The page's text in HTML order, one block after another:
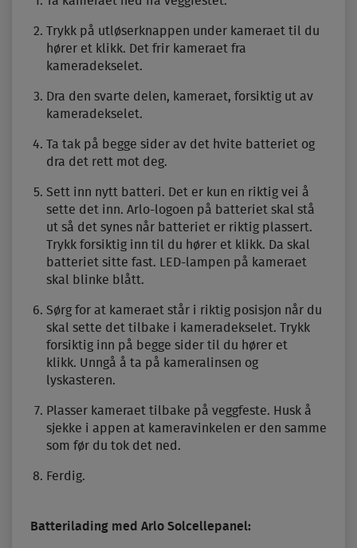
Trykk på utløserknappen under kameraet til du
hører et klikk. Det frir kameraet fra
kameradekselet.
Dra den svarte delen, kameraet, forsiktig ut av
kameradekselet.
Ta tak på begge sider av det hvite batteriet og
dra det rett mot deg.
Sett inn nytt batteri. Det er kun en riktig vei å
sette det inn. Arlo-logoen på batteriet skal stå
ut så det synes når batteriet er riktig plassert.
Trykk forsiktig inn til du hører et klikk. Da skal
batteriet sitte fast. LED-lampen på kameraet
skal blinke blått.
Sørg for at kameraet står i riktig posisjon når du
skal sette det tilbake i kameradekselet. Trykk
forsiktig inn på begge sider til du hører et
klikk. Unngå å ta på kameralinsen og
lyskasteren.
Plasser kameraet tilbake på veggfeste. Husk å
sjekke i appen at kameravinkelen er den samme
som før du tok det ned.
Ferdig.
Batterilading med Arlo Solcellepanel: